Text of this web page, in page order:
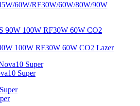
60W/RF30W/60W/80W/90W
100W RF30W 60W CO2 Lazer
Super